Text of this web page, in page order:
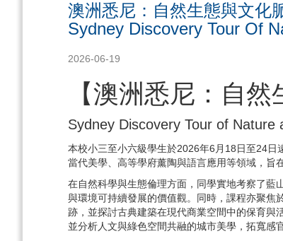
澳洲悉尼：自然生態與文化
Sydney Discovery Tour Of
2026-06-19
【澳洲悉尼：自
Sydney Discovery Tour of
本校小三至小六級學生於2026年6月18日至24日
當代美學、高等學府薰陶與語言應用等領域，旨
在自然科學與生態倫理方面，同學實地考察了藍
與環境可持續發展的價值觀。同時，課程亦聚焦
跡，並探討古典建築在現代商業空間中的保育與
並分析人文與綠色空間共融的城市美學，拓寬感